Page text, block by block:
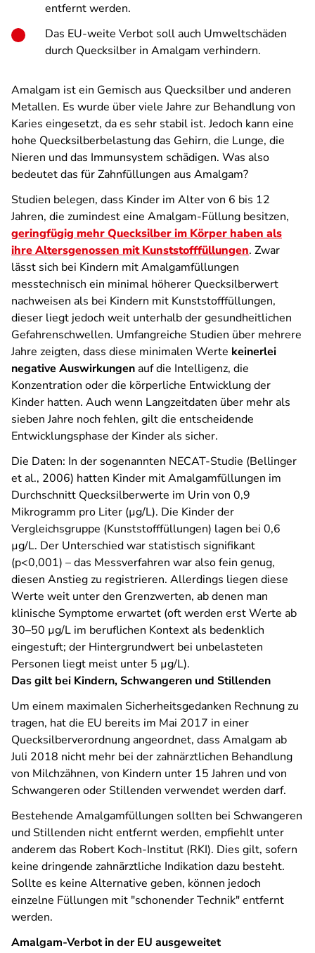
entfernt werden.
Das EU-weite Verbot soll auch Umweltschäden
durch Quecksilber in Amalgam verhindern.
Amalgam ist ein Gemisch aus Quecksilber und anderen
Metallen. Es wurde über viele Jahre zur Behandlung von
Karies eingesetzt, da es sehr stabil ist. Jedoch kann eine
hohe Quecksilberbelastung das Gehirn, die Lunge, die
Nieren und das Immunsystem schädigen. Was also
bedeutet das für Zahnfüllungen aus Amalgam?
Studien belegen, dass Kinder im Alter von 6 bis 12
Jahren, die zumindest eine Amalgam-Füllung besitzen,
geringfügig mehr Quecksilber im Körper haben als
ihre Altersgenossen mit Kunststofffüllungen. Zwar
lässt sich bei Kindern mit Amalgamfüllungen
messtechnisch ein minimal höherer Quecksilberwert
nachweisen als bei Kindern mit Kunststofffüllungen,
dieser liegt jedoch weit unterhalb der gesundheitlichen
Gefahrenschwellen. Umfangreiche Studien über mehrere
Jahre zeigten, dass diese minimalen Werte keinerlei
negative Auswirkungenauf die Intelligenz, die
Konzentration oder die körperliche Entwicklung der
Kinder hatten. Auch wenn Langzeitdaten über mehr als
sieben Jahre noch fehlen, gilt die entscheidende
Entwicklungsphase der Kinder als sicher.
Die Daten: In der sogenannten NECAT-Studie (Bellinger
et al., 2006) hatten Kinder mit Amalgamfüllungen im
Durchschnitt Quecksilberwerte im Urin von 0,9
Mikrogramm pro Liter (µg/L). Die Kinder der
Vergleichsgruppe (Kunststofffüllungen) lagen bei 0,6
µg/L. Der Unterschied war statistisch signifikant
(p<0,001) – das Messverfahren war also fein genug,
diesen Anstieg zu registrieren. Allerdings liegen diese
Werte weit unter den Grenzwerten, ab denen man
klinische Symptome erwartet (oft werden erst Werte ab
30–50 µg/L im beruflichen Kontext als bedenklich
eingestuft; der Hintergrundwert bei unbelasteten
Personen liegt meist unter 5 µg/L).
Das gilt bei Kindern, Schwangeren und Stillenden
Um einem maximalen Sicherheitsgedanken Rechnung zu
tragen, hat die EU bereits im Mai 2017 in einer
Quecksilberverordnung angeordnet, dass Amalgam ab
Juli 2018 nicht mehr bei der zahnärztlichen Behandlung
von Milchzähnen, von Kindern unter 15 Jahren und von
Schwangeren oder Stillenden verwendet werden darf.
Bestehende Amalgamfüllungen sollten bei Schwangeren
und Stillenden nicht entfernt werden, empfiehlt unter
anderem das Robert Koch-Institut (RKI). Dies gilt, sofern
keine dringende zahnärztliche Indikation dazu besteht.
Sollte es keine Alternative geben, können jedoch
einzelne Füllungen mit "schonender Technik" entfernt
werden.
Amalgam-Verbot in der EU ausgeweitet